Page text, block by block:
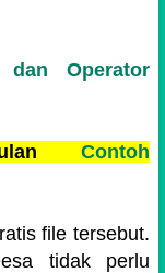
Operator
Contoh
file tersebut.
tidak perlu